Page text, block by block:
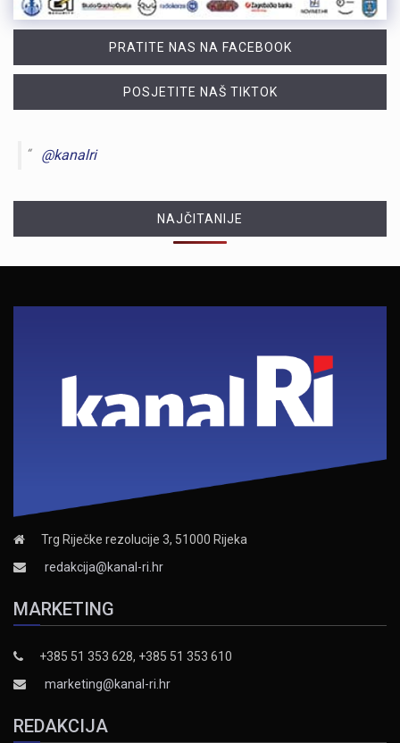
PRATITE NAS NA FACEBOOK
POSJETITE NAŠ TIKTOK
@kanalri
NAJČITANIJE
Trg Riječke rezolucije 3, 51000 Rijeka
redakcija@kanal-ri.hr
MARKETING
+385 51 353 628, +385 51 353 610
marketing@kanal-ri.hr
REDAKCIJA